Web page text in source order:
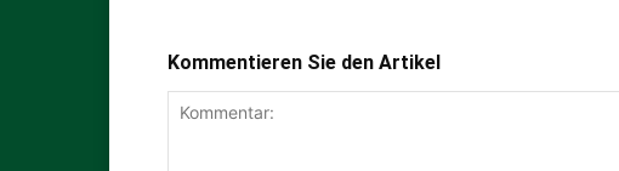
Kommentieren Sie den Artikel